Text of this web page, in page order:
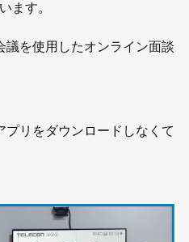
ます。
議を使用したオンライン面談
リをダウンロードしなくて